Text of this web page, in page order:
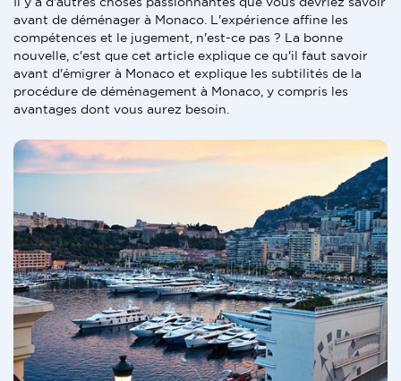
avant de déménager à Monaco. L'expérience affine les
compétences et le jugement, n'est-ce pas ? La bonne
nouvelle, c'est que cet article explique ce qu'il faut savoir
avant d'émigrer à Monaco et explique les subtilités de la
procédure de déménagement à Monaco, y compris les
avantages dont vous aurez besoin.